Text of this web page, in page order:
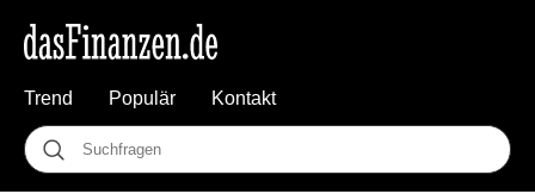
Trend Populär Kontakt